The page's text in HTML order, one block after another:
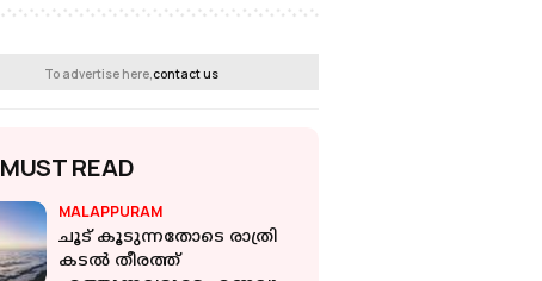
To advertise here, contact us
MUST READ
MALAPPURAM
ചൂട് കൂടുന്നതോടെ രാത്രി
കടൽ തീരത്ത്